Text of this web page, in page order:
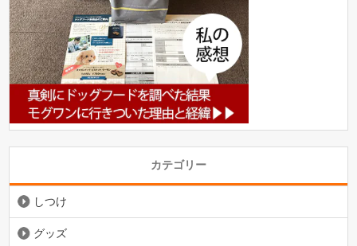
カテゴリー
しつけ
グッズ